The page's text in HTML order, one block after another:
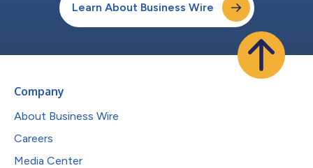
Learn About Business Wire
Company
About Business Wire
Careers
Media Center